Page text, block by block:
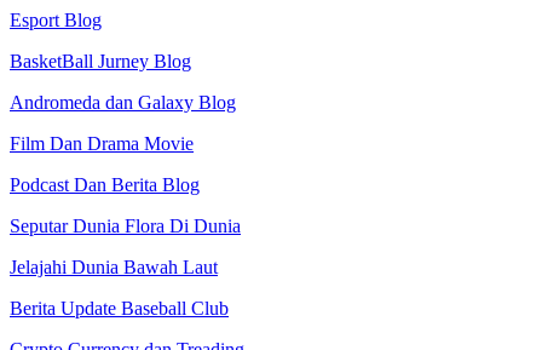
Esport Blog
BasketBall Jurney Blog
Andromeda dan Galaxy Blog
Film Dan Drama Movie
Podcast Dan Berita Blog
Seputar Dunia Flora Di Dunia
Jelajahi Dunia Bawah Laut
Berita Update Baseball Club